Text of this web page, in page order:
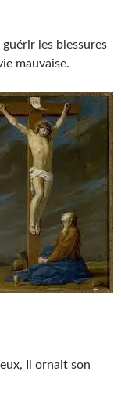
les blessures
mauvaise.
Il ornait son